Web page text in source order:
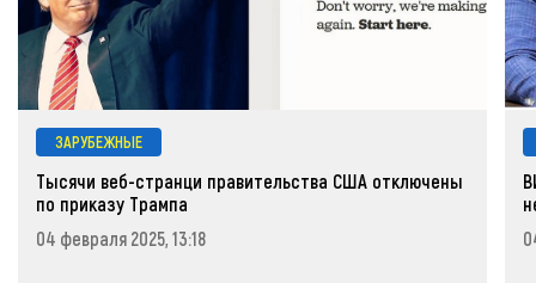
ЗАРУБЕЖНЫЕ
Тысячи веб-странци правительства США отключены
по приказу Трампа
04 февраля 2025, 13:18